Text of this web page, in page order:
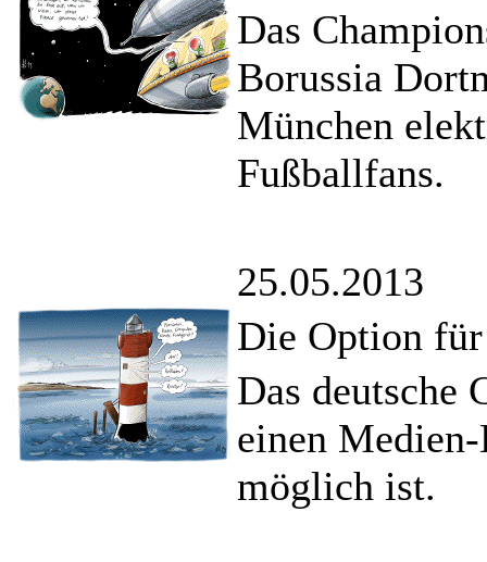
Das
Borussia
München
Fußballfans.
25.05.2013
Die Option
Das deutsche
einen
möglich ist.